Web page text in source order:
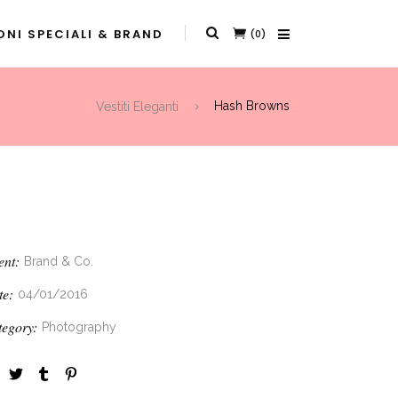
SPECIALI & BRAND (0)
Vestiti Eleganti Hash Browns
Brand & Co.
04/01/2016
Photography